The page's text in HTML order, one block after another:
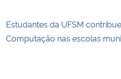
Estudantes da UFSM
Computação nas escolas